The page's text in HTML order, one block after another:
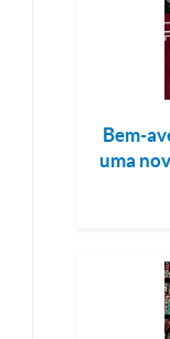
Bem-
uma